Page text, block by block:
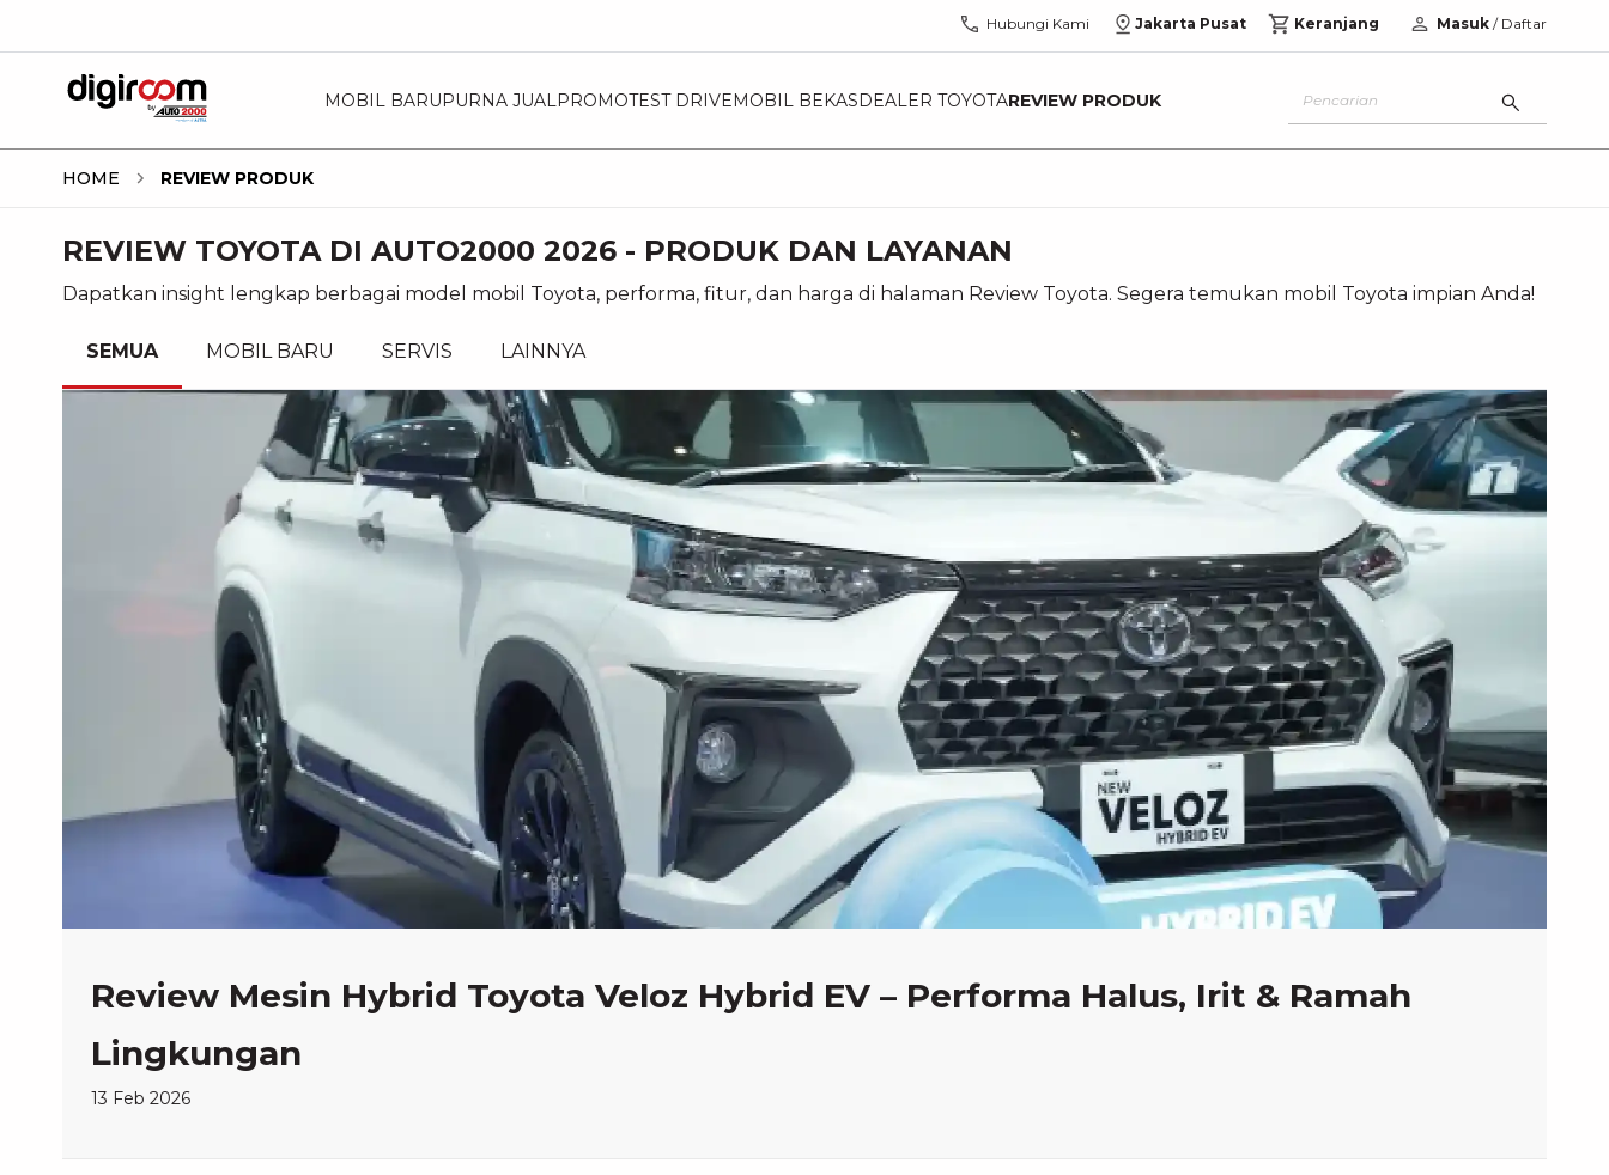
Hubungi Kami Jakarta Pusat Keranjang Masuk / Daftar
MOBIL BARUPURNA JUAL PROMOTEST DRIVEMOBIL BEKASDEALER TOYOTAREVIEW PRODUK
HOME REVIEW PRODUK
REVIEW TOYOTA DI AUTO2000 2026 - PRODUK DAN LAYANAN
Dapatkan insight lengkap berbagai model mobil Toyota, performa, fitur, dan harga di halaman Review Toyota. Segera temukan mobil Toyota impian Anda!
SEMUA MOBIL BARU SERVIS LAINNYA
Review Mesin Hybrid Toyota Veloz Hybrid EV – Performa Halus, Irit & Ramah
Lingkungan
13 Feb 2026